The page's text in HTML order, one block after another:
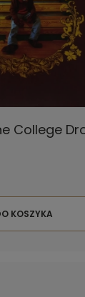
College
KOSZYKA